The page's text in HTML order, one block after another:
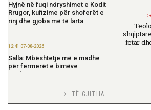
Hyjnë në fuqi ndryshimet e Kodit
Rrugor, kufizime për shoferët e
rinj dhe gjoba më të larta
12:41 07-08-2026
Salla: Mbështetje më e madhe
për fermerët e bimëve
mjekësore nga programi
TË GJITHA
fetar